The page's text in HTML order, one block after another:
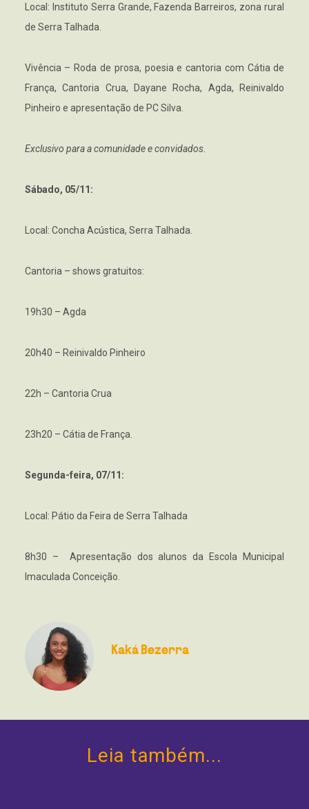
Local: Instituto Serra Grande, Fazenda Barreiros, zona rural
de Serra Talhada.
Vivência – Roda de prosa, poesia e cantoria com Cátia de
França, Cantoria Crua, Dayane Rocha, Agda, Reinivaldo
Pinheiro e apresentação de PC Silva.
Exclusivo para a comunidade e convidados.
Sábado, 05/11:
Local: Concha Acústica, Serra Talhada.
Cantoria – shows gratuitos:
19h30 – Agda
20h40 – Reinivaldo Pinheiro
22h – Cantoria Crua
23h20 – Cátia de França.
Segunda-feira, 07/11:
Local: Pátio da Feira de Serra Talhada
8h30 – Apresentação dos alunos da Escola Municipal
Imaculada Conceição.
Kaká Bezerra
Leia também...